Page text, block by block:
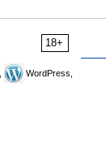
18+
WordPress,